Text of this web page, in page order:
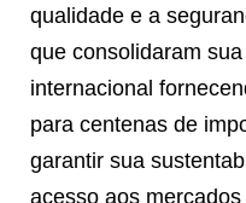
qualidade e a
que consolidaram
internacional
para centenas de
garantir sua
acesso aos